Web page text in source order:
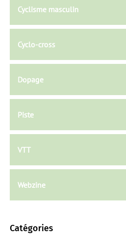
Cyclisme masculin
Cyclo-cross
Dopage
Piste
VTT
Webzine
Catégories